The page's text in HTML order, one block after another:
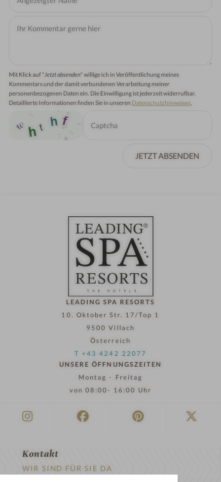
Mit Klick auf " Jetzt absenden" willige ich in Veröffentlichung meines
Kommentars und der damit verbundenen Verarbeitung meiner
personenbezogenen Daten ein. Die Einwilligung ist jederzeit widerrufbar.
Detaillierte Informationen finden Sie in unseren Datenschutzhinweisen.
JETZT ABSENDEN
LEADING SPA RESORTS
10. Oktober Str. 17/Top 1
9500 Villach
Österreich
T +43 4242 22077
UNSERE ÖFFNUNGSZEITEN
Montag - Freitag
von 08:00- 16:00 Uhr
Kontakt
WIR SIND FÜR SIE DA